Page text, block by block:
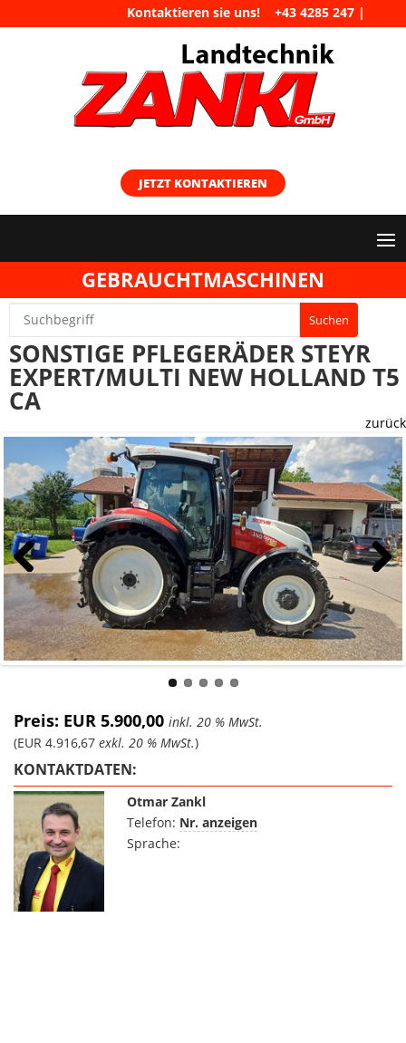
Kontaktieren sie uns!+43 4285 247 |
maschinen@landtechnik-zankl.at
JETZT KONTAKTIEREN
GEBRAUCHTMASCHINEN
SONSTIGE PFLEGERÄDER STEYR
EXPERT/MULTI NEW HOLLAND T5
CA
zurück
Previous Next
Preis: EUR 5.900,00 inkl. 20 % MwSt.
(EUR 4.916,67 exkl. 20 % MwSt.)
KONTAKTDATEN:
Otmar Zankl
Telefon: Nr. anzeigen
Sprache: